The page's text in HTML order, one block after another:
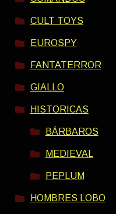
CULT TOYS
EUROSPY
FANTATERROR
GIALLO
HISTORICAS
BÁRBAROS
MEDIEVAL
PEPLUM
HOMBRES LOBO